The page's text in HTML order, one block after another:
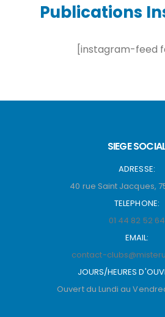
Publications
[instagram-feed
SIEGE
ADRESSE:
40 rue Saint Jacques,
TELEPHONE:
01 44 82 52 64
EMAIL:
contact-
JOURS/HEURES
Ouvert du Lundi au